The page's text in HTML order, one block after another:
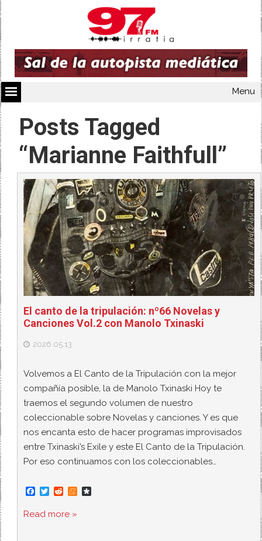
Menu
Posts Tagged
“Marianne Faithfull”
El canto de la tripulación: nº66 Novelas y
Canciones Vol.2 con Manolo Txinaski
2026.05.13
Volvemos a El Canto de la Tripulación con la mejor
compañía posible, la de Manolo Txinaski Hoy te
traemos el segundo volumen de nuestro
coleccionable sobre Novelas y canciones. Y es que
nos encanta esto de hacer programas improvisados
entre Txinaski’s Exile y este El Canto de la Tripulación.
Por eso continuamos con los coleccionables…
F
c
e
T
i
t
R
d
d
M
Read more »